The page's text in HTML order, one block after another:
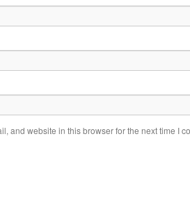
and website in this browser for the next time I